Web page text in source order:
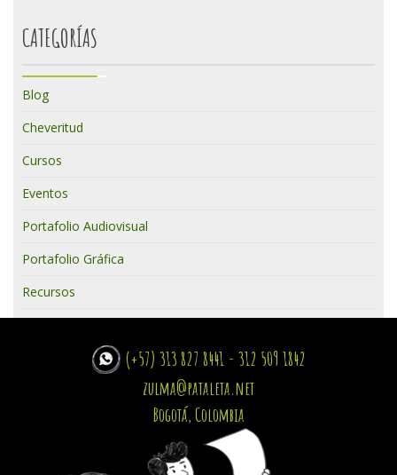
CATEGORÍAS
Blog
Cheveritud
Cursos
Eventos
Portafolio Audiovisual
Portafolio Gráfica
Recursos
(+57) 313 827 8441 - 312 509 1842
zulma@pataleta.net
Bogotá, Colombia